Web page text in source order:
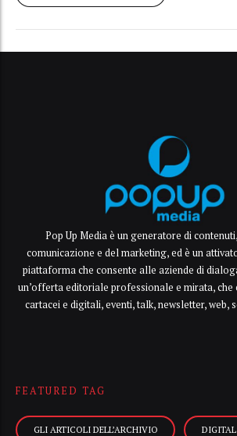
Pop Up Media è un generatore di
comunicazione e del marketing, ed è un
piattaforma che consente alle aziende di
un’offerta editoriale professionale e mirata, che
cartacei e digitali, eventi, talk, newsletter, web,
FEATURED TAG
GLI ARTICOLI DELL’ARCHIVIO DIGITAL